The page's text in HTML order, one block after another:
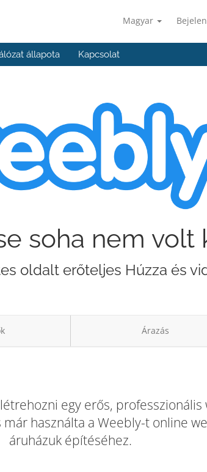
Magyar
állapota Kapcsolat
soha nem volt
oldalt erőteljes Húzza és
Árazás
egy erős,
használta a Weebly-t online
áruházuk építéséhez.